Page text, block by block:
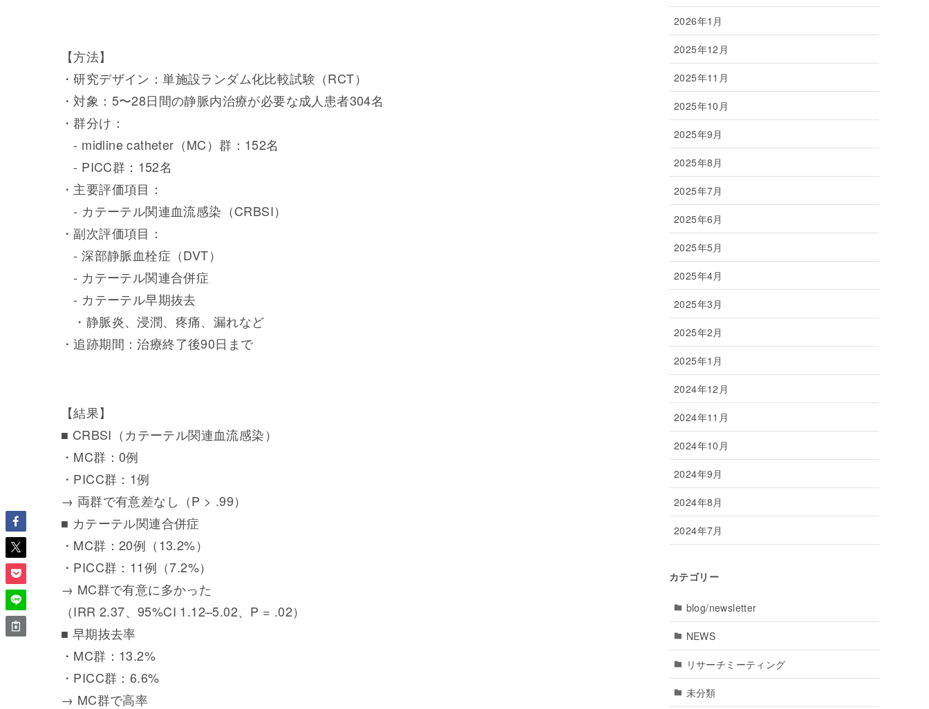
【方法】
・研究デザイン：単施設ランダム化比較試験（RCT）
・対象：5〜28日間の静脈内治療が必要な成人患者304名
・群分け：
- midline catheter（MC）群：152名
- PICC群：152名
・主要評価項目：
- カテーテル関連血流感染（CRBSI）
・副次評価項目：
- 深部静脈血栓症（DVT）
- カテーテル関連合併症
- カテーテル早期抜去
・静脈炎、浸潤、疼痛、漏れなど
・追跡期間：治療終了後90日まで
【結果】
■ CRBSI（カテーテル関連血流感染）
・MC群：0例
・PICC群：1例
→ 両群で有意差なし（P > .99）
■ カテーテル関連合併症
・MC群：20例（13.2%）
・PICC群：11例（7.2%）
→ MC群で有意に多かった
（IRR 2.37、95%CI 1.12–5.02、P = .02）
■ 早期抜去率
・MC群：13.2%
・PICC群：6.6%
→ MC群で高率
2026年1月
2025年12月
2025年11月
2025年10月
2025年9月
2025年8月
2025年7月
2025年6月
2025年5月
2025年4月
2025年3月
2025年2月
2025年1月
2024年12月
2024年11月
2024年10月
2024年9月
2024年8月
2024年7月
カテゴリー
blog/newsletter
NEWS
リサーチミーティング
未分類